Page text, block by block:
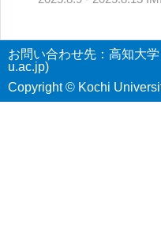
お問い合わせ先：高知大
u.ac.jp)
Copyright © Kochi